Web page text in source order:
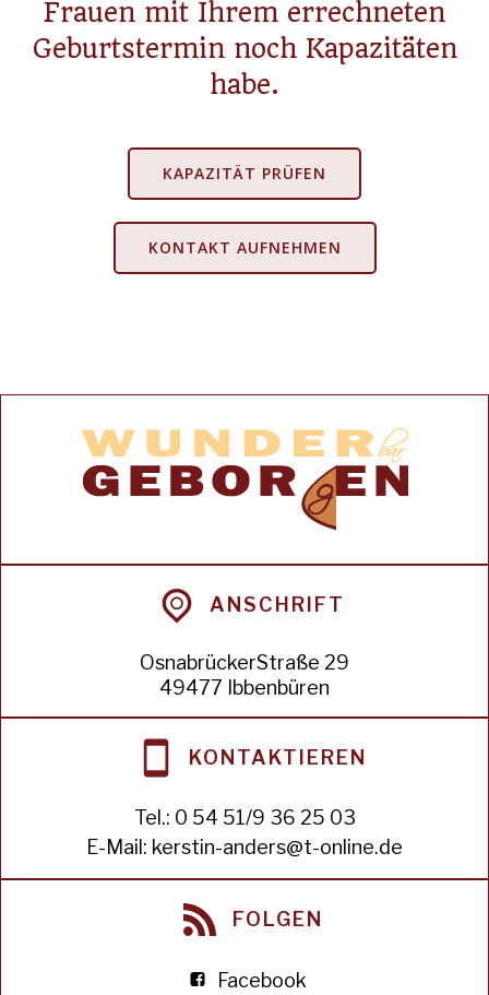
Frauen mit Ihrem errechneten
Geburtstermin noch Kapazitäten
habe.
KAPAZITÄT PRÜFEN
KONTAKT AUFNEHMEN
ANSCHRIFT
OsnabrückerStraße 29
49477 Ibbenbüren
KONTAKTIEREN
Tel.: 0 54 51/9 36 25 03
E-Mail: kerstin-anders@t-online.de
FOLGEN
Facebook